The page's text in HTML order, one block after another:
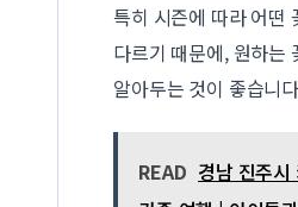
특히 시즌에 따라 어떤
다르기 때문에, 원하는
알아두는 것이 좋습니
READ 경남 진주